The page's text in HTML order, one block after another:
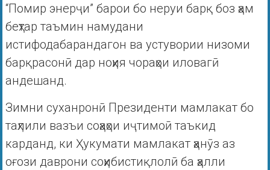
“Помир энерҷи” барои бо неруи барқ боз ҳам
беҳтар таъмин намудани
истифодабарандагон ва устувории низоми
барқрасонӣ дар ноҳия чораҳои иловагӣ
андешанд.
Зимни суханронӣ Президенти мамлакат бо
таҳлили вазъи соҳаҳои иҷтимоӣ таъкид
карданд, ки Ҳукумати мамлакат ҳанӯз аз
оғози даврони соҳибистиқлолӣ ба ҳалли